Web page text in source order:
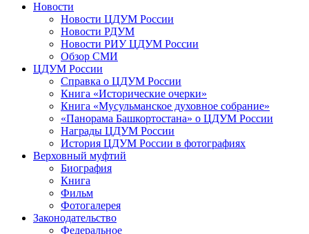
Новости
Новости ЦДУМ России
Новости РДУМ
Новости РИУ ЦДУМ России
Обзор СМИ
ЦДУМ России
Справка о ЦДУМ России
Книга «Исторические очерки»
Книга «Мусульманское духовное собрание»
«Панорама Башкортостана» о ЦДУМ России
Награды ЦДУМ России
История ЦДУМ России в фотографиях
Верховный муфтий
Биография
Книга
Фильм
Фотогалерея
Законодательство
Федеральное